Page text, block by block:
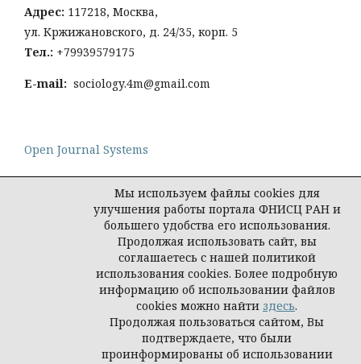
Адрес: 117218, Москва,
ул. Кржижановского, д. 24/35, корп. 5
Тел.: +79939579175
E-mail: sociology.4m@gmail.com
Open Journal Systems
Политика конфиденциальности персональных
© Социология: методология, методы,
математическое моделирование
Мы используем файлы cookies для
улучшения работы портала ФНИСЦ РАН и
большего удобства его использования.
Продолжая использовать сайт, вы
соглашаетесь с нашей политикой
использования cookies. Более подробную
информацию об использовании файлов
cookies можно найти здесь.
Продолжая пользоваться сайтом, Вы
подтверждаете, что были
проинформированы об использовании